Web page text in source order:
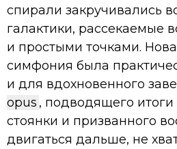
спирали закручивались
галактики, рассекаемые
и простыми точками.
симфония была
и для вдохновенного
opus , подводящего
стоянки и призванного
двигаться дальше, не